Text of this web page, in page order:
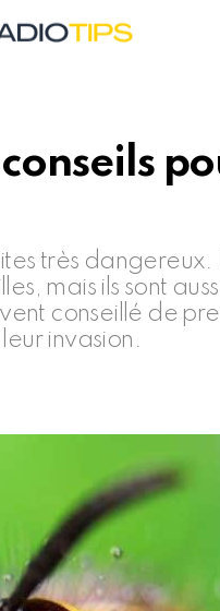
très dangereux.
mais ils sont
conseillé de
invasion.